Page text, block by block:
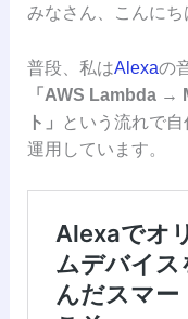
みなさん、こんにち
普段、私はAlexaの
「AWS Lambda →
ト」
という流れで
運用しています。